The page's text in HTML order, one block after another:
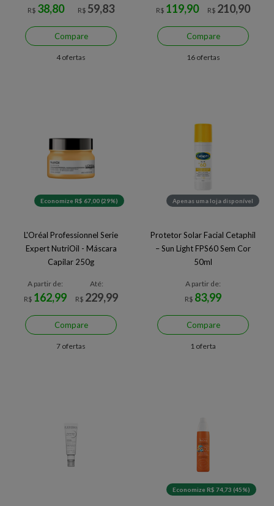
R$ 38,80
R$ 59,83
Compare
4 ofertas
R$ 119,90
R$ 210,90
Compare
16 ofertas
Economize R$ 67,00 (29%)
L'Oréal Professionnel Serie
Expert NutriOil - Máscara
Capilar 250g
A partir de:
R$ 162,99
Até:
R$ 229,99
Compare
7 ofertas
Apenas uma loja disponível
Protetor Solar Facial Cetaphil
– Sun Light FPS60 Sem Cor
50ml
A partir de:
R$ 83,99
Compare
1 oferta
Economize R$ 74,73 (45%)